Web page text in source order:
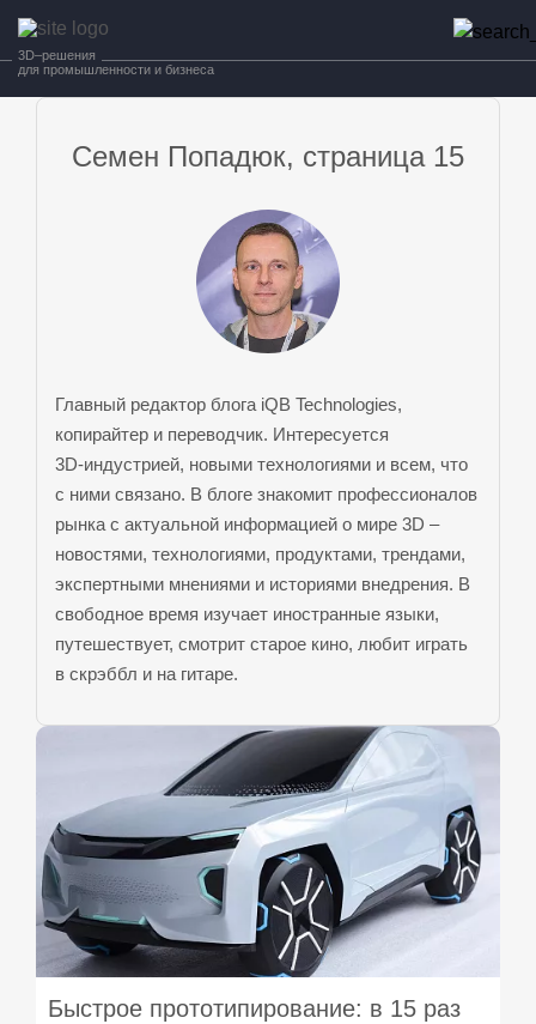
3D–решения
для промышленности и бизнеса
Семен Попадюк, страница 15
Главный редактор блога iQB Technologies,
копирайтер и переводчик. Интересуется
3D-индустрией, новыми технологиями и всем, что
с ними связано. В блоге знакомит профессионалов
рынка с актуальной информацией о мире 3D –
новостями, технологиями, продуктами, трендами,
экспертными мнениями и историями внедрения. В
свободное время изучает иностранные языки,
путешествует, смотрит старое кино, любит играть
в скрэббл и на гитаре.
Быстрое прототипирование: в 15 раз